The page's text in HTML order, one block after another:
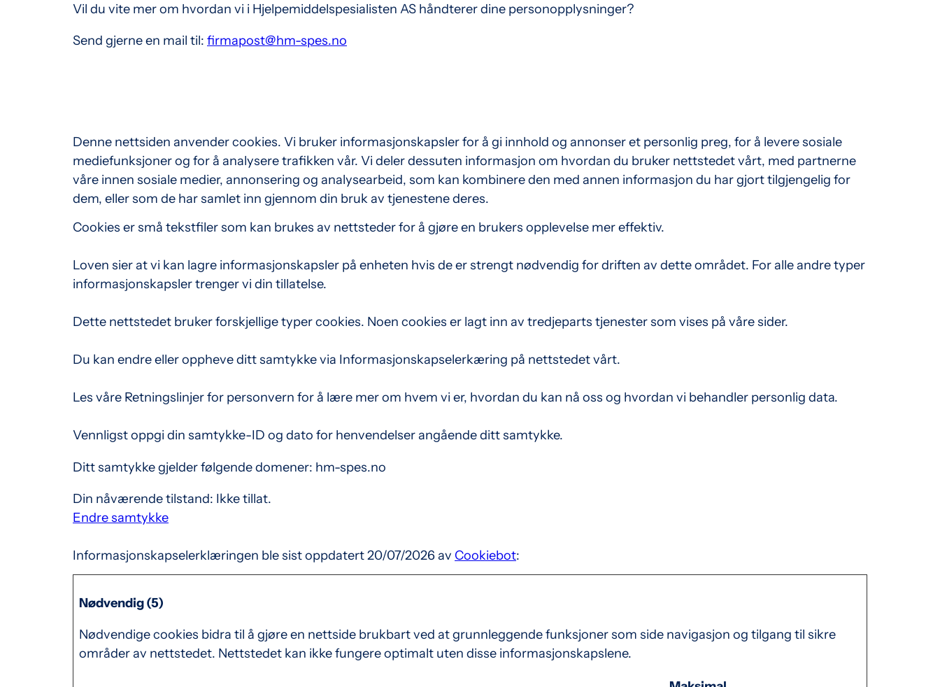
Vil du vite mer om hvordan vi i Hjelpemiddelspesialisten AS håndterer dine personopplysninger?
Send gjerne en mail til: firmapost@hm-spes.no
Denne nettsiden anvender cookies. Vi bruker informasjonskapsler for å gi innhold og annonser et personlig preg, for å levere sosiale
mediefunksjoner og for å analysere trafikken vår. Vi deler dessuten informasjon om hvordan du bruker nettstedet vårt, med partnerne
våre innen sosiale medier, annonsering og analysearbeid, som kan kombinere den med annen informasjon du har gjort tilgjengelig for
dem, eller som de har samlet inn gjennom din bruk av tjenestene deres.
Cookies er små tekstfiler som kan brukes av nettsteder for å gjøre en brukers opplevelse mer effektiv.
Loven sier at vi kan lagre informasjonskapsler på enheten hvis de er strengt nødvendig for driften av dette området. For alle andre typer
informasjonskapsler trenger vi din tillatelse.
Dette nettstedet bruker forskjellige typer cookies. Noen cookies er lagt inn av tredjeparts tjenester som vises på våre sider.
Du kan endre eller oppheve ditt samtykke via Informasjonskapselerkæring på nettstedet vårt.
Les våre Retningslinjer for personvern for å lære mer om hvem vi er, hvordan du kan nå oss og hvordan vi behandler personlig data.
Vennligst oppgi din samtykke-ID og dato for henvendelser angående ditt samtykke.
Ditt samtykke gjelder følgende domener: hm-spes.no
Din nåværende tilstand: Ikke tillat.
Endre samtykke
Informasjonskapselerklæringen ble sist oppdatert 20/07/2026 av Cookiebot:
Nødvendig (5)
Nødvendige cookies bidra til å gjøre en nettside brukbart ved at grunnleggende funksjoner som side navigasjon og tilgang til sikre
områder av nettstedet. Nettstedet kan ikke fungere optimalt uten disse informasjonskapslene.